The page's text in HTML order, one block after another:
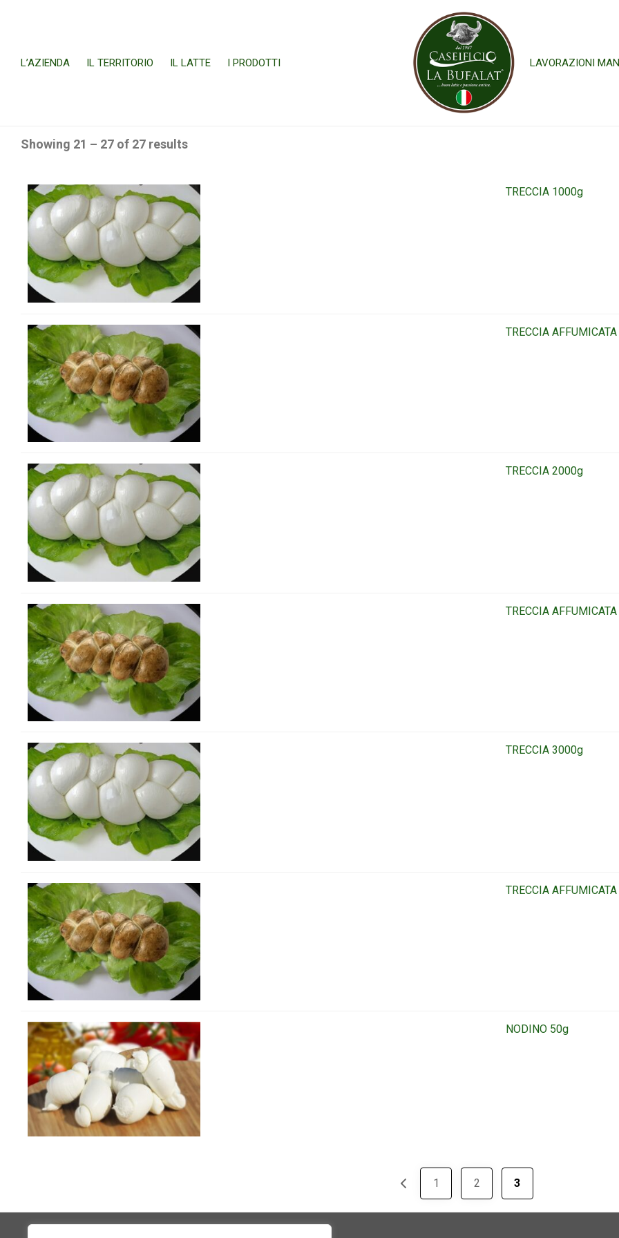
L’AZIENDA IL TERRITORIO IL LATTE I PRODOTTI LAVORAZIONI
Showing 21 – 27 of 27 results
TRECCIA 1000g
TRECCIA
TRECCIA 2000g
TRECCIA
TRECCIA 3000g
TRECCIA
NODINO 50g
1 2 3